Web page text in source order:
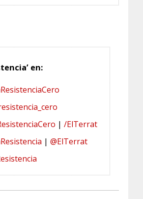
en:
| /ElTerrat
| @ElTerrat